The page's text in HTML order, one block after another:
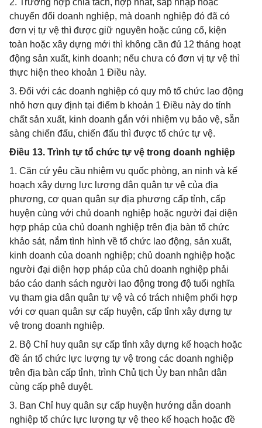
2. Trường hợp chia tách, hợp nhất, sáp nhập hoặc
chuyển đổi doanh nghiệp, mà doanh nghiệp đó đã có
đơn vị tự vệ thì được giữ nguyên hoặc củng cố, kiện
toàn hoặc xây dựng mới thì không cần đủ 12 tháng hoạt
động sản xuất, kinh doanh; nếu chưa có đơn vị tự vệ thì
thực hiện theo khoản 1 Điều này.
3. Đối với các doanh nghiệp có quy mô tổ chức lao động
nhỏ hơn quy định tại điểm b khoản 1 Điều này do tính
chất sản xuất, kinh doanh gắn với nhiệm vụ bảo vệ, sẵn
sàng chiến đấu, chiến đấu thì được tổ chức tự vệ.
Điều 13. Trình tự tổ chức tự vệ trong doanh nghiệp
1. Căn cứ yêu cầu nhiệm vụ quốc phòng, an ninh và kế
hoạch xây dựng lực lượng dân quân tự vệ của địa
phương, cơ quan quân sự địa phương cấp tỉnh, cấp
huyện cùng với chủ doanh nghiệp hoặc người đại diện
hợp pháp của chủ doanh nghiệp trên địa bàn tổ chức
khảo sát, nắm tình hình về tổ chức lao động, sản xuất,
kinh doanh của doanh nghiệp; chủ doanh nghiệp hoặc
người đại diện hợp pháp của chủ doanh nghiệp phải
báo cáo danh sách người lao động trong độ tuổi nghĩa
vụ tham gia dân quân tự vệ và có trách nhiệm phối hợp
với cơ quan quân sự cấp huyện, cấp tỉnh xây dựng tự
vệ trong doanh nghiệp.
2. Bộ Chỉ huy quân sự cấp tỉnh xây dựng kế hoạch hoặc
đề án tổ chức lực lượng tự vệ trong các doanh nghiệp
trên địa bàn cấp tỉnh, trình Chủ tịch Ủy ban nhân dân
cùng cấp phê duyệt.
3. Ban Chỉ huy quân sự cấp huyện hướng dẫn doanh
nghiệp tổ chức lực lượng tự vệ theo kế hoạch hoặc đề